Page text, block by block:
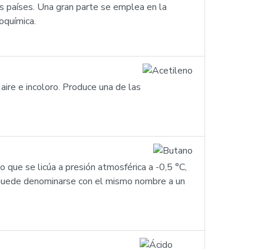
Una gran parte se emplea en la
e incoloro. Produce una de las
se licúa a presión atmosférica a -0,5 °C,
denominarse con el mismo nombre a un